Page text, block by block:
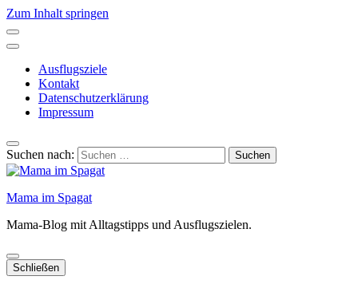
Zum Inhalt springen
Ausflugsziele
Kontakt
Datenschutzerklärung
Impressum
Suchen nach:
Mama im Spagat
Mama-Blog mit Alltagstipps und Ausflugszielen.
Schließen